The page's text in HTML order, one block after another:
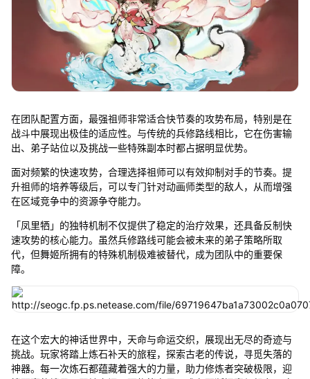
在团队配置方面，最强祖师非常适合快节奏的攻势布局，特别是在
战斗中展现出极佳的适应性。与传统的兵修路线相比，它在伤害输
出、弟子站位以及挑战一些特殊副本时都占据明显优势。
面对频繁的快速攻势，合理选择祖师可以有效抑制对手的节奏。提
升祖师的培养等级后，可以专门针对动画师类型的敌人，从而增强
在区域竞争中的资源争夺能力。
「凤里牺」的独特机制不仅提供了稳定的治疗效果，还具备反制快
速攻势的核心能力。虽然兵修路线可能会被未来的弟子策略所取
代，但舞姬所拥有的特殊机制极难被替代，成为团队中的重要保
障。
在这个宏大的神话世界中，天命与命运交织，展现出无尽的奇迹与
挑战。玩家将踏上炼石补天的旅程，探索古老的传说，寻觅失落的
神器。每一次炼石都蕴藏着强大的力量，助力修炼者突破极限，迎